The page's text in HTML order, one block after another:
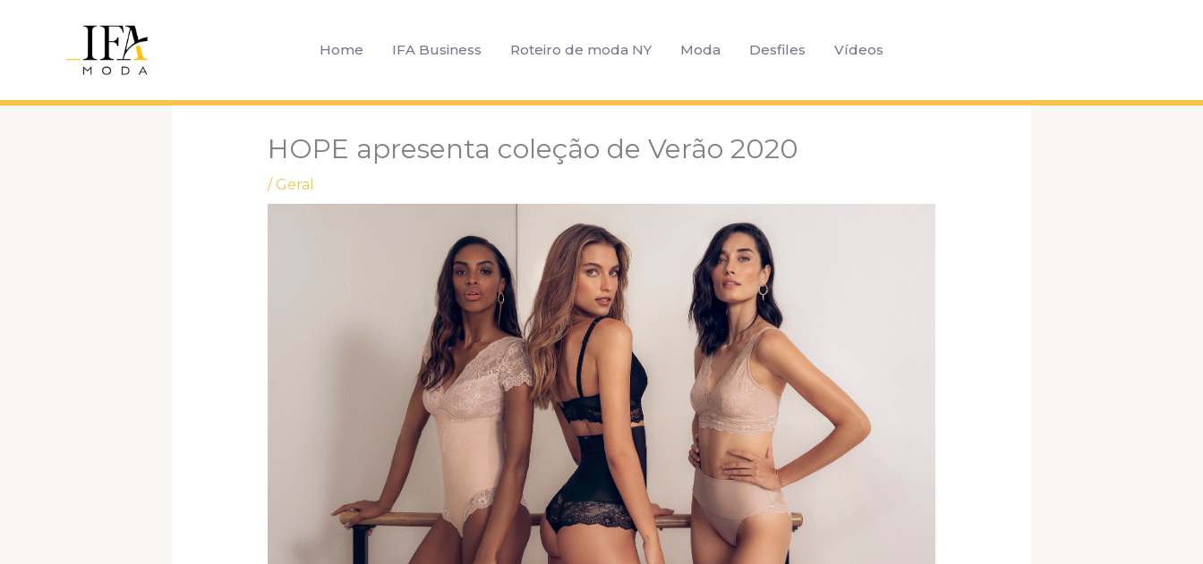
Home IFA Business Roteiro de moda NY Moda Desfiles Vídeos
HOPE apresenta coleção de Verão 2020
/ Geral